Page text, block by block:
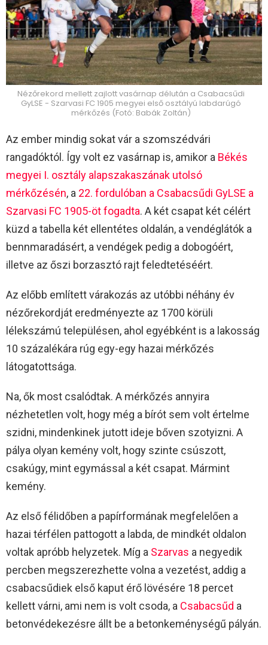
Nézőrekord mellett zajlott vasárnap délután a Csabacsűdi
GyLSE - Szarvasi FC 1905 megyei első osztályú labdarúgó
mérkőzés (Fotó: Babák Zoltán)
Az ember mindig sokat vár a szomszédvári
rangadóktól. Így volt ez vasárnap is, amikor a Békés
megyei I. osztály alapszakaszának utolsó
mérkőzésén, a 22. fordulóban a Csabacsűdi GyLSE a
Szarvasi FC 1905-öt fogadta. A két csapat két célért
küzd a tabella két ellentétes oldalán, a vendéglátók a
bennmaradásért, a vendégek pedig a dobogóért,
illetve az őszi borzasztó rajt feledtetéséért.
Az előbb említett várakozás az utóbbi néhány év
nézőrekordját eredményezte az 1700 körüli
lélekszámú településen, ahol egyébként is a lakosság
10 százalékára rúg egy-egy hazai mérkőzés
látogatottsága.
Na, ők most csalódtak. A mérkőzés annyira
nézhetetlen volt, hogy még a bírót sem volt értelme
szidni, mindenkinek jutott ideje bőven szotyizni. A
pálya olyan kemény volt, hogy szinte csúszott,
csakúgy, mint egymással a két csapat. Mármint
kemény.
Az első félidőben a papírformának megfelelően a
hazai térfélen pattogott a labda, de mindkét oldalon
voltak apróbb helyzetek. Míg a Szarvas a negyedik
percben megszerezhette volna a vezetést, addig a
csabacsűdiek első kaput érő lövésére 18 percet
kellett várni, ami nem is volt csoda, a Csabacsűd a
betonvédekezésre állt be a betonkeménységű pályán.